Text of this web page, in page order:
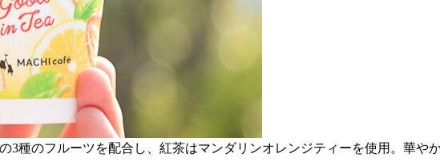
3種のフルーツを配合し、紅茶はマンダリンオレンジティーを使用。華や